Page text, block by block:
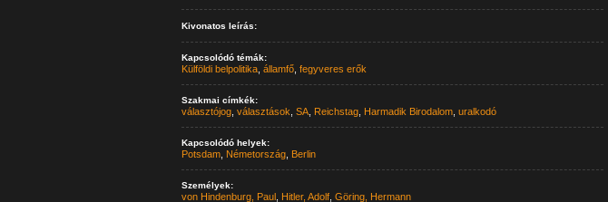
Kivonatos leírás:
Kapcsolódó témák:
Külföldi belpolitika, államfő, fegyveres erők
Szakmai címkék:
választójog, választások SA, Reichstag, Harmadik Birodalom, uralkodó
Kapcsolódó helyek:
Potsdam, Németország, Berlin
Személyek:
von Hindenburg, Paul, Hitler, Adolf, Göring, Hermann